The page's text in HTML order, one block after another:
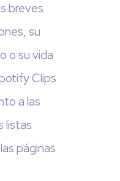
breves
su
o su vida
Clips
a las
listas
páginas